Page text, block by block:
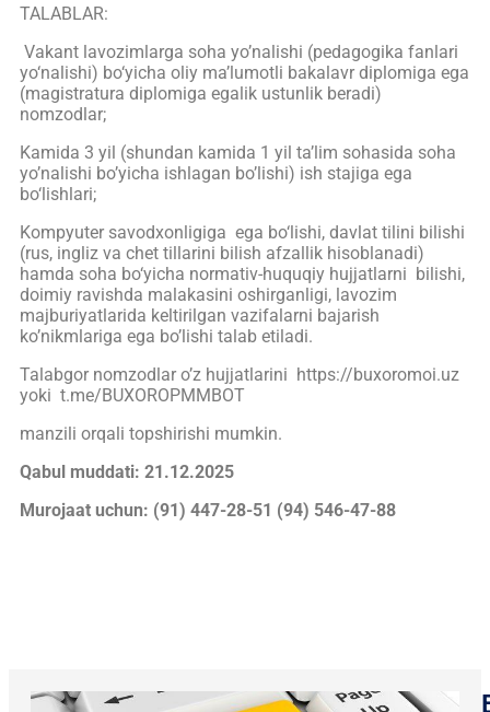
TALABLAR:
Vakant lavozimlarga soha yo’nalishi (pedagogika fanlari
yo‘nalishi) bo‘yicha oliy maʼlumotli bakalavr diplomiga ega
(magistratura diplomiga egalik ustunlik beradi)
nomzodlar;
Kamida 3 yil (shundan kamida 1 yil ta’lim sohasida soha
yo’nalishi bo’yicha ishlagan bo’lishi) ish stajiga ega
bo‘lishlari;
Kompyuter savodxonligiga ega bo‘lishi, davlat tilini bilishi
(rus, ingliz va chet tillarini bilish afzallik hisoblanadi)
hamda soha bo‘yicha normativ-huquqiy hujjatlarni bilishi,
doimiy ravishda malakasini oshirganligi, lavozim
majburiyatlarida keltirilgan vazifalarni bajarish
ko’nikmlariga ega bo’lishi talab etiladi.
Talabgor nomzodlar o’z hujjatlarini https://buxoromoi.uz
yoki t.me/BUXOROPMMBOT
manzili orqali topshirishi mumkin.
Qabul muddati: 21.12.2025
Murojaat uchun: (91) 447-28-51 (94) 546-47-88